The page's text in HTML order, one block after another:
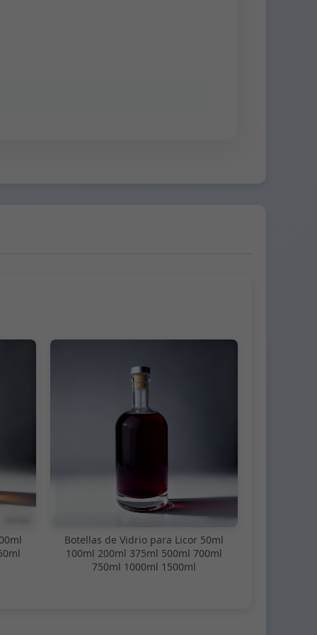
Botellas de Vidrio para Licor 50ml
100ml 200ml 375ml 500ml 700ml
750ml 1000ml 1500ml